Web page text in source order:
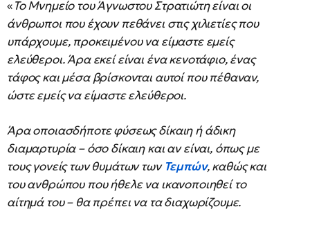
«Το Μνημείο του Άγνωστου Στρατιώτη είναι οι
άνθρωποι που έχουν πεθάνει στις χιλιετίες που
υπάρχουμε, προκειμένου να είμαστε εμείς
ελεύθεροι. Άρα εκεί είναι ένα κενοτάφιο, ένας
τάφος και μέσα βρίσκονται αυτοί που πέθαναν,
ώστε εμείς να είμαστε ελεύθεροι.
Άρα οποιασδήποτε φύσεως δίκαιη ή άδικη
διαμαρτυρία – όσο δίκαιη και αν είναι, όπως με
τους γονείς των θυμάτων των Τεμπών, καθώς και
του ανθρώπου που ήθελε να ικανοποιηθεί το
αίτημά του – θα πρέπει να τα διαχωρίζουμε.